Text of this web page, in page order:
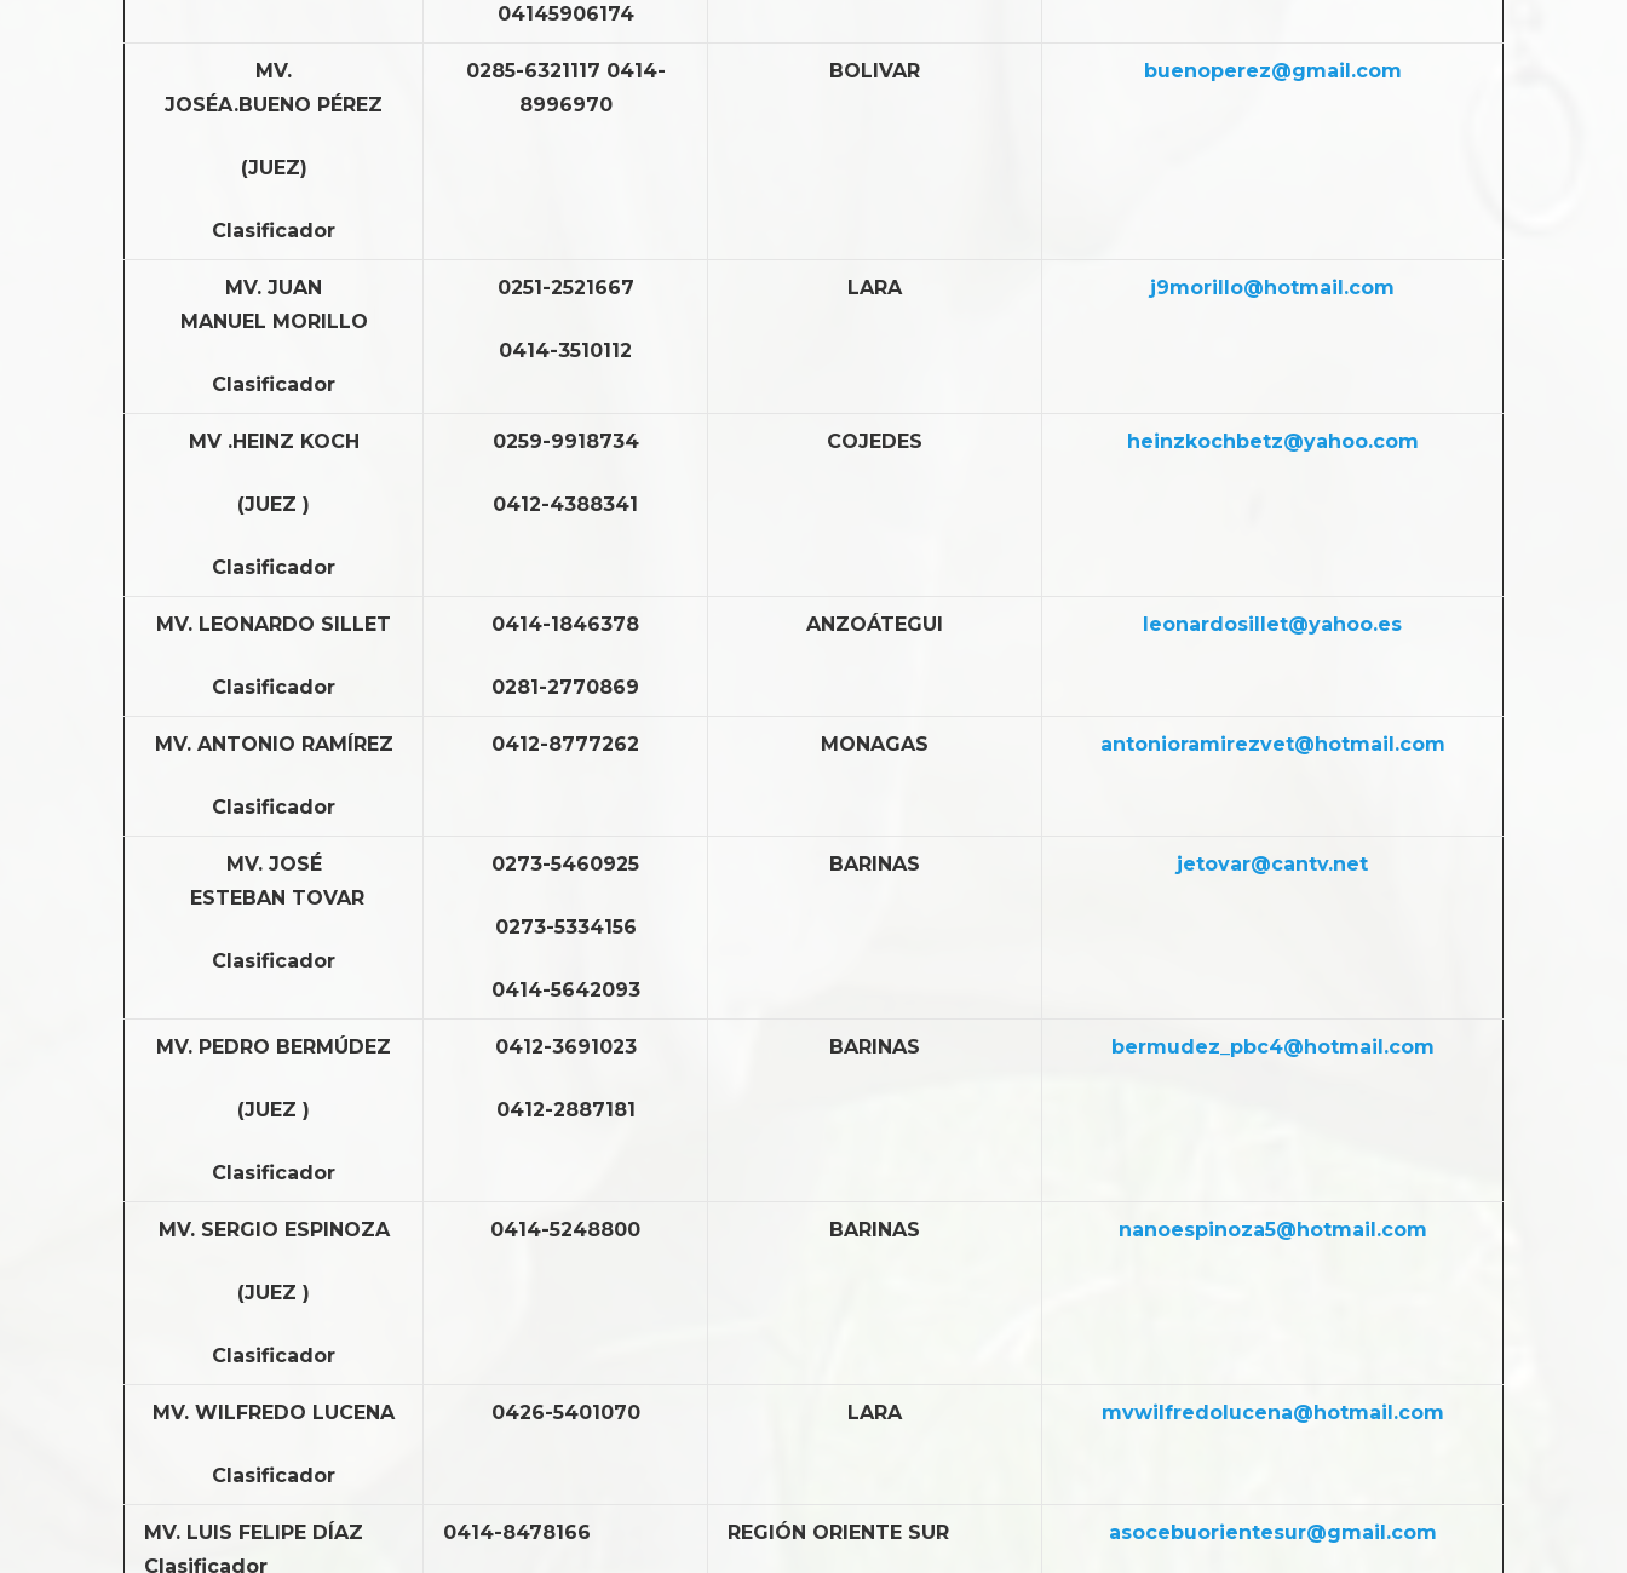
04145906174
MV.
JOSÉA.BUENO PÉREZ
(JUEZ)
Clasificador
0285-6321117 0414-
8996970
BOLIVAR buenoperez@gmail.com
MV. JUAN
MANUEL MORILLO
Clasificador
0251-2521667
0414-3510112
LARA j9morillo@hotmail.com
MV .HEINZ KOCH
(JUEZ )
Clasificador
0259-9918734
0412-4388341
COJEDES heinzkochbetz@yahoo.com
MV. LEONARDO SILLET
Clasificador
0414-1846378
0281-2770869
ANZOÁTEGUI leonardosillet@yahoo.es
MV. ANTONIO RAMÍREZ
Clasificador
0412-8777262 MONAGAS antonioramirezvet@hotmail.com
MV. JOSÉ
ESTEBAN TOVAR
Clasificador
0273-5460925
0273-5334156
0414-5642093
BARINAS jetovar@cantv.net
MV. PEDRO BERMÚDEZ
(JUEZ )
Clasificador
0412-3691023
0412-2887181
BARINAS bermudez_pbc4@hotmail.com
MV. SERGIO ESPINOZA
(JUEZ )
Clasificador
0414-5248800 BARINAS nanoespinoza5@hotmail.com
MV. WILFREDO LUCENA
Clasificador
0426-5401070 LARA mvwilfredolucena@hotmail.com
MV. LUIS FELIPE DÍAZ
Clasificador
0414-8478166 REGIÓN ORIENTE SUR asocebuorientesur@gmail.com